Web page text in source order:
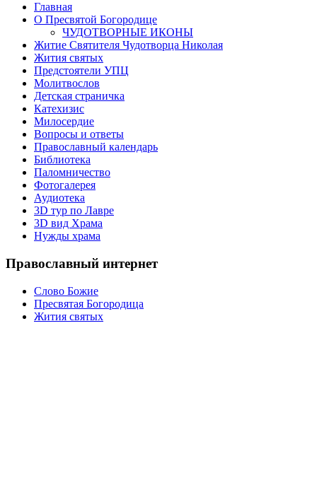
Главная
О Пресвятой Богородице
ЧУДОТВОРНЫЕ ИКОНЫ
Житие Святителя Чудотворца Николая
Жития святых
Предстоятели УПЦ
Молитвослов
Детская страничка
Катехизис
Милосердие
Вопросы и ответы
Православный календарь
Библиотека
Паломничество
Фотогалерея
Аудиотека
3D тур по Лавре
3D вид Храма
Нужды храма
Православный интернет
Слово Божие
Пресвятая Богородица
Жития святых